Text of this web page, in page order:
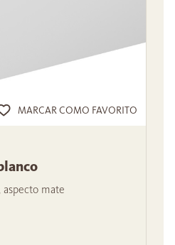
MARCAR COMO FAVORITO
aspecto mate